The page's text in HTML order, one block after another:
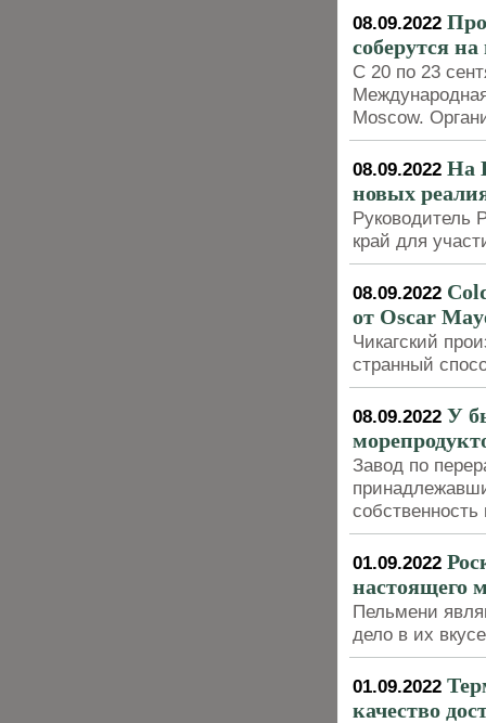
08.09.2022
соберутся
С 20 по 23
Moscow.
08.09.2022 На
новых
Руководитель
край для
08.09.2022
от Oscar
Чикагский
странный
08.09.2022 У
Завод по
собственность
01.09.2022
настоящего
Пельмени
дело в их
01.09.2022
качество